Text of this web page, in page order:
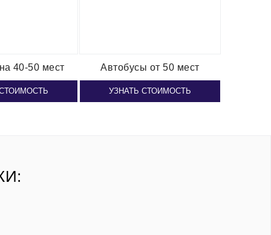
40-50 мест Автобусы от 50 мест
УЗНАТЬ СТОИМОСТЬ